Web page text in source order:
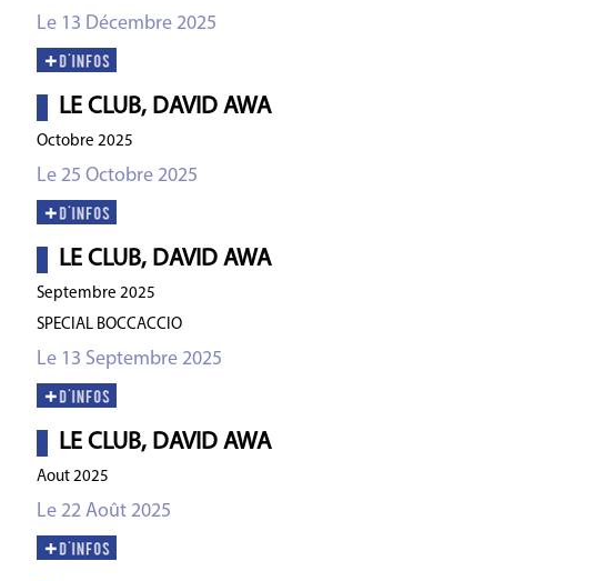
Le 13 Décembre 2025
LE CLUB, DAVID AWA
Octobre 2025
Le 25 Octobre 2025
LE CLUB, DAVID AWA
Septembre 2025
SPECIAL BOCCACCIO
Le 13 Septembre 2025
LE CLUB, DAVID AWA
Aout 2025
Le 22 Août 2025